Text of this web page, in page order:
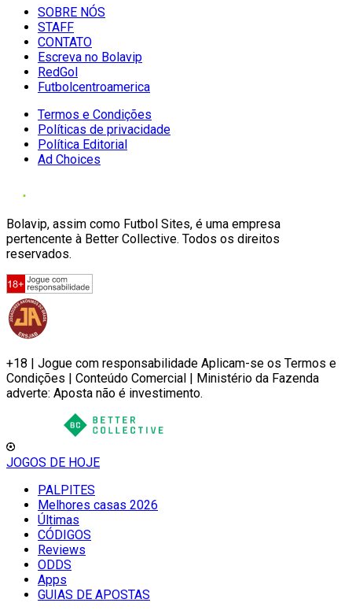
SOBRE NÓS
STAFF
CONTATO
Escreva no Bolavip
RedGol
Futbolcentroamerica
Termos e Condições
Políticas de privacidade
Política Editorial
Ad Choices
Bolavip, assim como Futbol Sites, é uma empresa
pertencente à Better Collective. Todos os direitos
reservados.
+18 | Jogue com responsabilidade Aplicam-se os Termos e
Condições | Conteúdo Comercial | Ministério da Fazenda
adverte: Aposta não é investimento.
JOGOS DE HOJE
PALPITES
Melhores casas 2026
Últimas
CÓDIGOS
Reviews
ODDS
Apps
GUIAS DE APOSTAS